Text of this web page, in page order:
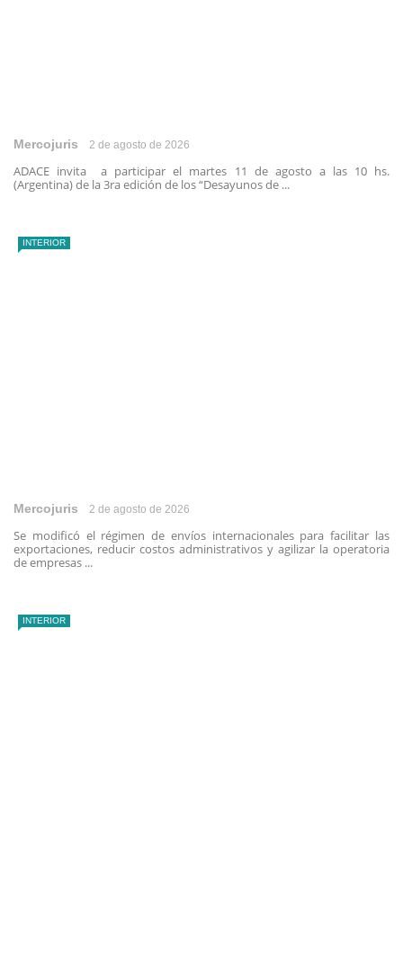
Mercojuris 2 de agosto de 2026
ADACE invita a participar el martes 11 de agosto a las 10 hs.
(Argentina) de la 3ra edición de los “Desayunos de ...
INTERIOR
Mercojuris 2 de agosto de 2026
Se modificó el régimen de envíos internacionales para facilitar las
exportaciones, reducir costos administrativos y agilizar la operatoria
de empresas ...
INTERIOR